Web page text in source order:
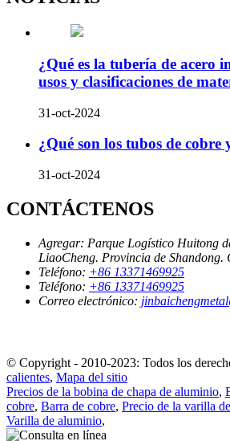
¿Qué es la tubería de acero
usos y clasificaciones de
31-oct-2024
¿Qué son los tubos de cobre
31-oct-2024
CONTÁCTENOS
Agregar: Parque Logístico Huitong
LiaoCheng. Provincia de Shandong.
Teléfono: +86 13371469925
Teléfono: +86 13371469925
Correo electrónico:
© Copyright - 2010-2023: Todos los
calientes, Mapa del sitio
Precios de la bobina de chapa de aluminio,
cobre, Barra de cobre, Precio de la varilla
Varilla de aluminio,